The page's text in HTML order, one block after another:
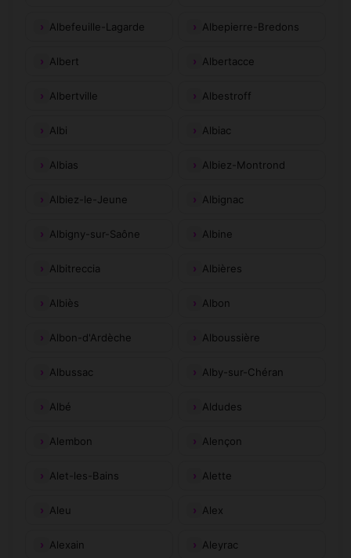
Albefeuille-Lagarde Albepierre-Bredons
Albert Albertacce
Albertville Albestroff
Albi Albiac
Albias Albiez-Montrond
Albiez-le-Jeune Albignac
Albigny-sur-Saône Albine
Albitreccia Albières
Albiès Albon
Albon-d'Ardèche Alboussière
Albussac Alby-sur-Chéran
Albé Aldudes
Alembon Alençon
Alet-les-Bains Alette
Aleu Alex
Alexain Aleyrac